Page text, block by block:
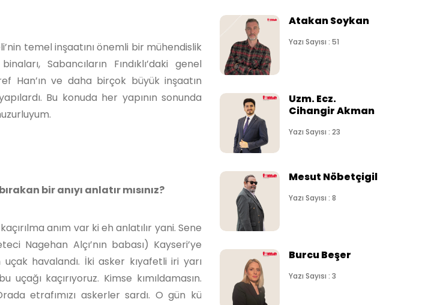
temel inşaatını önemli bir mühendislik
Sabancıların Fındıklı’daki genel
Han’ın ve daha birçok büyük inşaatın
Bu konuda her yapının sonunda
bir anıyı anlatır mısınız?
anım var ki eh anlatılır yani. Sene
Nagehan Alçı’nın babası) Kayseri’ye
havalandı. İki asker kıyafetli iri yarı
kaçırıyoruz. Kimse kımıldamasın.
etrafımızı askerler sardı. O gün kü
Atakan Soykan
Yazı Sayısı : 51
Uzm. Ecz.
Cihangir Akman
Yazı Sayısı : 23
Mesut Nöbetçigil
Yazı Sayısı : 8
Burcu Beşer
Yazı Sayısı : 3